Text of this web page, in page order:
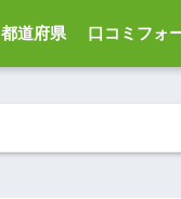
都道府県 口コミフォ